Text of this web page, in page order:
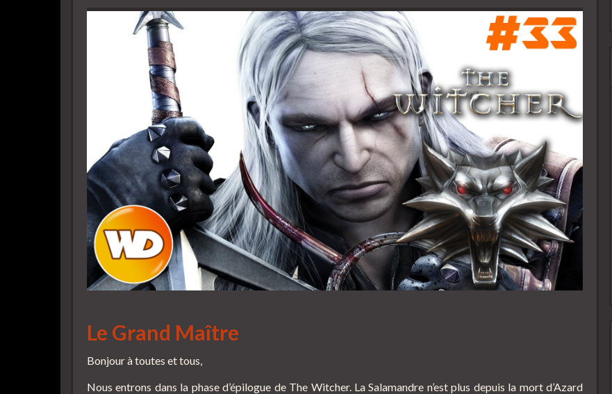
Le Grand Maître
Bonjour à toutes et tous,
Nous entrons dans la phase d’épilogue de The Witcher. La Salamandre n’est plus depuis la mort d’Azard